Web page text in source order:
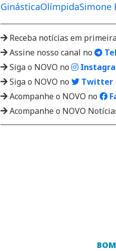
GinásticaOlímpidaSimone
Receba notícias em
Assine nosso canal no
Siga o NOVO no
Siga o NOVO no
Twitter
Acompanhe o NOVO no
Acompanhe o NOVO